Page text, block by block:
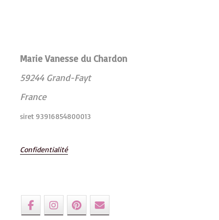
Marie Vanesse du Chardon
59244 Grand-Fayt
France
siret 93916854800013
Confidentialité